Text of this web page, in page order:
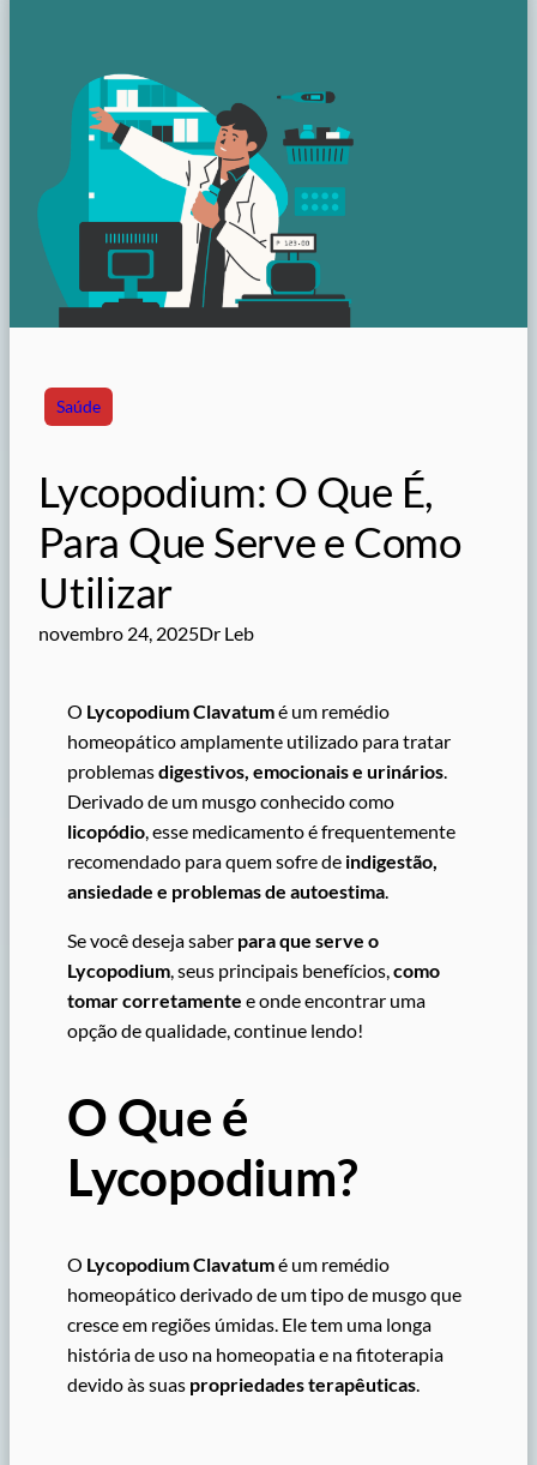
Saúde
Lycopodium: O Que É,
Para Que Serve e Como
Utilizar
novembro 24, 2025Dr Leb
O Lycopodium Clavatumé um remédio
homeopático amplamente utilizado para tratar
problemasdigestivos, emocionais e urinários
Derivado de um musgo conhecido como
licopódio , esse medicamento é frequentemente
recomendado para quem sofre de indigestão,
ansiedade e problemas de autoestima
Se você deseja saber para que serve o
Lycopodium, seus principais benefícios,como
tomar corretamente e onde encontrar uma
opção de qualidade, continue lendo!
O Que é
Lycopodium?
O Lycopodium Clavatumé um remédio
homeopático derivado de um tipo de musgo que
cresce em regiões úmidas. Ele tem uma longa
história de uso na homeopatia e na fitoterapia
devido às suas propriedades terapêuticas